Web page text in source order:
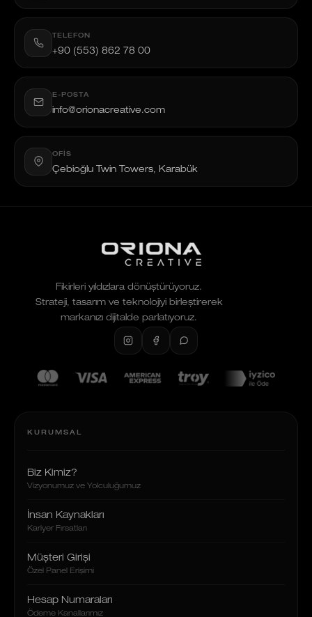
TELEFON
+90 (553) 862 78 00
E-POSTA
info@orionacreative.com
OFIS
Çebioğlu Twin Towers, Karabük
Fikirleri yıldızlara dönüştürüyoruz.
Strateji, tasarım ve teknolojiyi birleştirerek
markanızı dijitalde parlatıyoruz.
KURUMSAL
Biz Kimiz?
Vizyonumuz ve Yolculuğumuz
İnsan Kaynakları
Kariyer Fırsatları
Müşteri Girişi
Özel Panel Erişimi
Hesap Numaraları
Ödeme Kanallarımız